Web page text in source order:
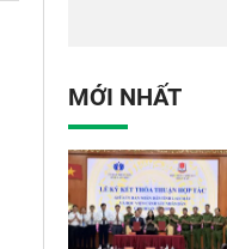
Bản tại Việt
MỚI NHẤT